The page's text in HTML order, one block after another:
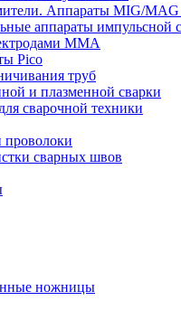
Аппараты MIG/MAG
аппараты импульсной
MMA
Pico
труб
и плазменной сварки
сварочной техники
сварных швов
ножницы